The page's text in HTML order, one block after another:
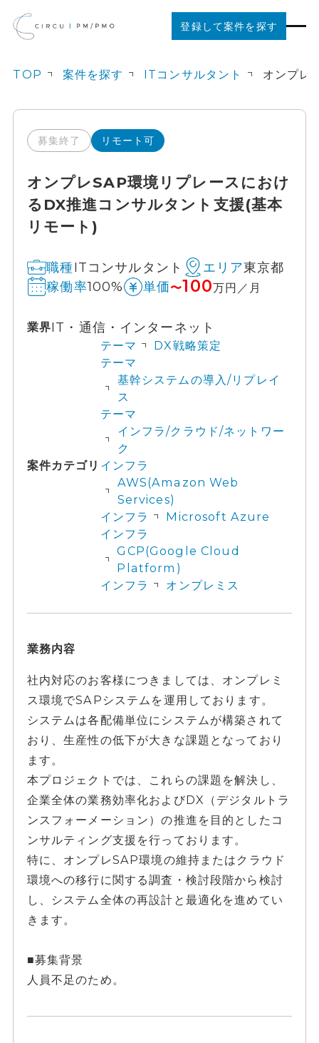
登録して案件を探す
ご利用の流れ
お役立ちコンテンツ
法人の方はこちら
TOP 案件を探す ITコンサルタント
募集終了 リモート可
オンプレSAP環境リプレースにおけ
るDX推進コンサルタント支援(基本
リモート)
職種ITコンサルタント エリア東京都
稼働率100% 単価〜100万円／月
業界IT・通信・インターネット
案件カテゴリ
テーマ
DX戦略策定
テーマ
基幹システムの導入/リプレイ
ス
テーマ
インフラ/クラウド/ネットワー
ク
インフラ
AWS(Amazon Web
Services)
インフラ
Microsoft Azure
インフラ
GCP(Google Cloud
Platform)
インフラ
オンプレミス
業務内容
社内対応のお客様につきましては、オンプレミ
ス環境でSAPシステムを運用しております。
システムは各配備単位にシステムが構築されて
おり、生産性の低下が大きな課題となっており
ます。
本プロジェクトでは、これらの課題を解決し、
企業全体の業務効率化およびDX（デジタルトラ
ンスフォーメーション）の推進を目的としたコ
ンサルティング支援を行っております。
特に、オンプレSAP環境の維持またはクラウド
環境への移行に関する調査・検討段階から検討
し、システム全体の再設計と最適化を進めてい
きます。
■募集背景
人員不足のため。